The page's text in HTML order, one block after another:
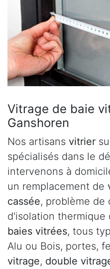
Vitrage de baie
Ganshoren
Nos artisans vitrier
spécialisés dans le
intervenons à
un remplacement de
cassée, problème de
d'isolation thermique
baies vitrées, tous
Alu ou Bois, portes,
vitrage, double